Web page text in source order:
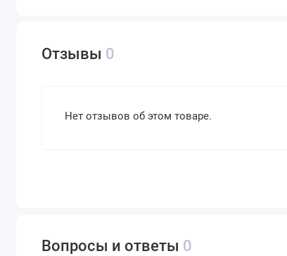
Отзывы 0
Нет отзывов об этом товаре.
Вопросы и ответы 0